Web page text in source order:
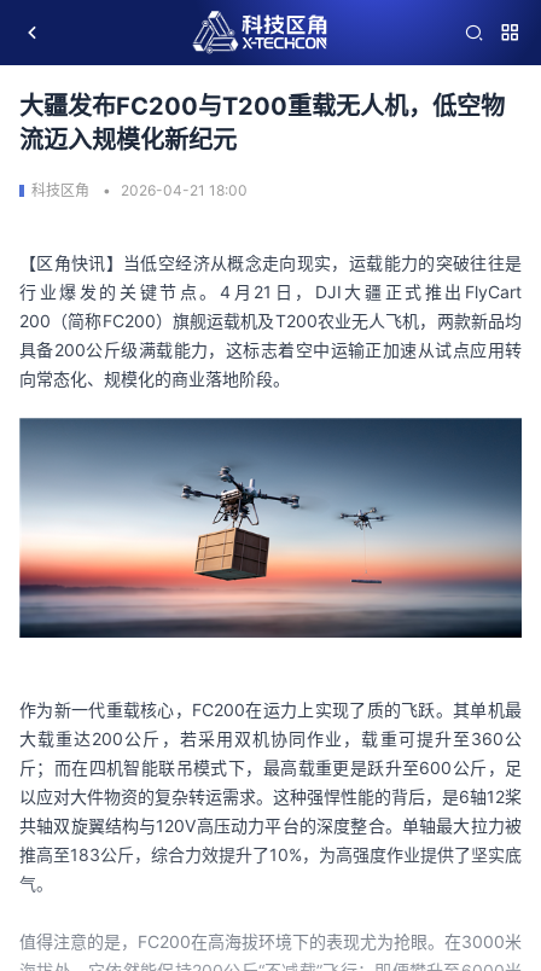
大疆发布FC200与T200重载无人机，低空物
流迈入规模化新纪元
科技区角 2026-04-21 18:00
【区角快讯】当低空经济从概念走向现实，运载能力的突破往往是
行业爆发的关键节点。4月21日，DJI大疆正式推出FlyCart
200（简称FC200）旗舰运载机及T200农业无人飞机，两款新品均
具备200公斤级满载能力，这标志着空中运输正加速从试点应用转
向常态化、规模化的商业落地阶段。
作为新一代重载核心，FC200在运力上实现了质的飞跃。其单机最
大载重达200公斤，若采用双机协同作业，载重可提升至360公
斤；而在四机智能联吊模式下，最高载重更是跃升至600公斤，足
以应对大件物资的复杂转运需求。这种强悍性能的背后，是6轴12桨
共轴双旋翼结构与120V高压动力平台的深度整合。单轴最大拉力被
推高至183公斤，综合力效提升了10%，为高强度作业提供了坚实底
气。
值得注意的是，FC200在高海拔环境下的表现尤为抢眼。在3000米